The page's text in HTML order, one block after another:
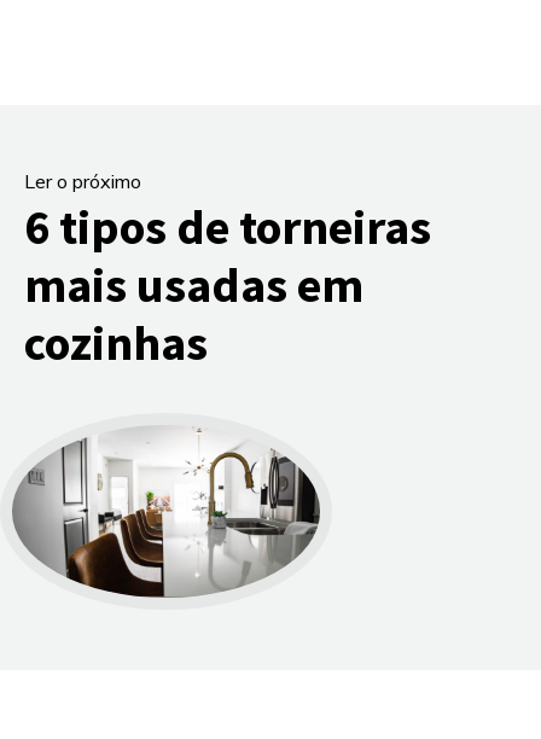
Ler o próximo
6 tipos de torneiras
mais usadas em
cozinhas